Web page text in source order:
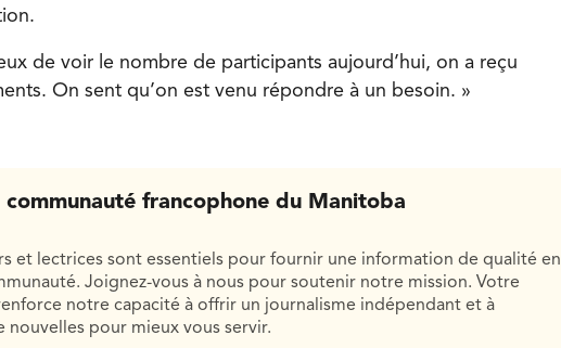
de voir le nombre de participants aujourd’hui, on a reçu
On sent qu’on est venu répondre à un besoin. »
communauté francophone du Manitoba
et lectrices sont essentiels pour fournir une information de qualité en
Joignez-vous à nous pour soutenir notre mission. Votre
notre capacité à offrir un journalisme indépendant et à
nouvelles pour mieux vous servir.